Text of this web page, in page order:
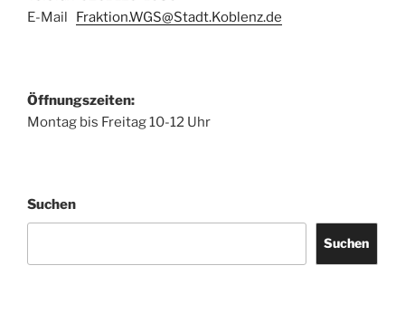
E-Mail
Fraktion.WGS@Stadt.Koblenz.de
Öffnungszeiten:
Montag bis Freitag 10-12 Uhr
Suchen
Suchen